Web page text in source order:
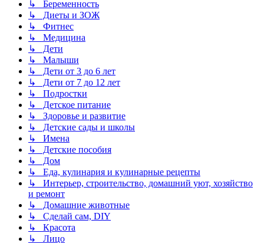
↳ Беременность
↳ Диеты и ЗОЖ
↳ Фитнес
↳ Медицина
↳ Дети
↳ Малыши
↳ Дети от 3 до 6 лет
↳ Дети от 7 до 12 лет
↳ Подростки
↳ Детское питание
↳ Здоровье и развитие
↳ Детские сады и школы
↳ Имена
↳ Детские пособия
↳ Дом
↳ Еда, кулинария и кулинарные рецепты
↳ Интерьер, строительство, домашний уют, хозяйство
и ремонт
↳ Домашние животные
↳ Сделай сам, DIY
↳ Красота
↳ Лицо